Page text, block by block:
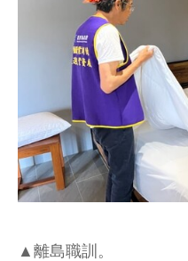
▲離島職訓。